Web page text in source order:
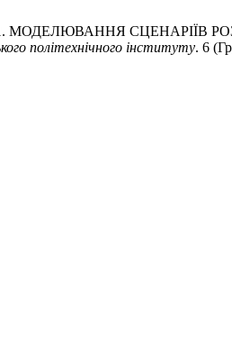
МОДЕЛЮВАННЯ
політехнічного інституту. 6